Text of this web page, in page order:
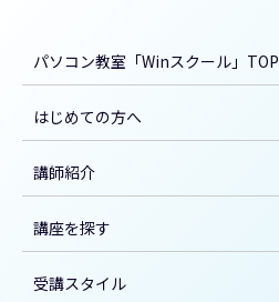
パソコン教室「Winスクール」TOP
はじめての方へ
講師紹介
講座を探す
受講スタイル